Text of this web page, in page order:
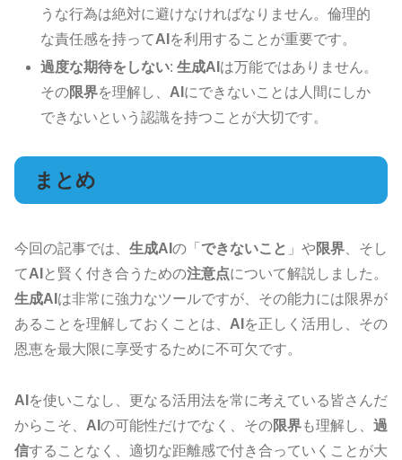
うな行為は絶対に避けなければなりません。倫理的
な責任感を持ってAI を利用することが重要です。
過度な期待をしない:生成AI は万能ではありません。
その限界を理解し、 AI にできないことは人間にしか
できないという認識を持つことが大切です。
まとめ
今回の記事では、 生成AI の「 できないこと 」や 限界 、そし
てAI と賢く付き合うための注意点について解説しました。
生成AI は非常に強力なツールですが、その能力には限界が
あることを理解しておくことは、 AI を正しく活用し、その
恩恵を最大限に享受するために不可欠です。
AI を使いこなし、更なる活用法を常に考えている皆さんだ
からこそ、 AI の可能性だけでなく、その限界も理解し、 過
信することなく、適切な距離感で付き合っていくことが大